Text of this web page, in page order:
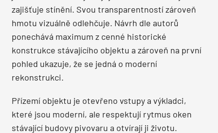
zajišťuje stínění. Svou transparentností zároveň
hmotu vizuálně odlehčuje. Návrh dle autorů
ponechává maximum z cenné historické
konstrukce stávajícího objektu a zároveň na první
pohled ukazuje, že se jedná o moderní
rekonstrukci.
Přízemí objektu je otevřeno vstupy a výkladci,
které jsou moderní, ale respektují rytmus oken
stávající budovy pivovaru a otvírají ji životu.